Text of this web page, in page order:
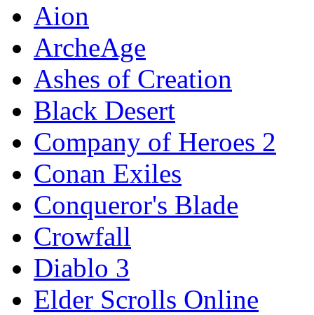
Aion
ArcheAge
Ashes of Creation
Black Desert
Company of Heroes 2
Conan Exiles
Conqueror's Blade
Crowfall
Diablo 3
Elder Scrolls Online